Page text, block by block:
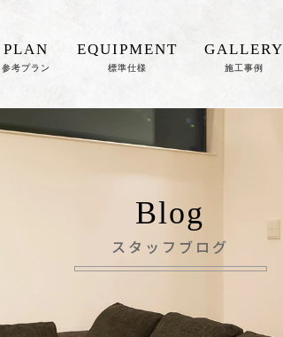
PLAN
参考プラン
EQUIPMENT
標準仕様
GALLERY
施工事例
Blog
スタッフブログ